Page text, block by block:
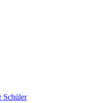
Schüler